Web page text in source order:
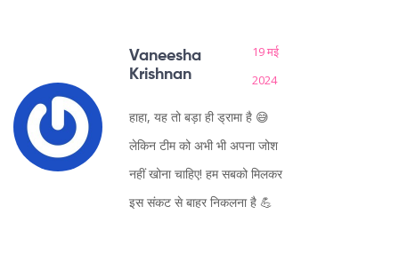
Vaneesha
Krishnan
19 मई
2024
हाहा, यह तो बड़ा ही ड्रामा है 😅
लेकिन टीम को अभी भी अपना जोश
नहीं खोना चाहिए! हम सबको मिलकर
इस संकट से बाहर निकलना है 💪